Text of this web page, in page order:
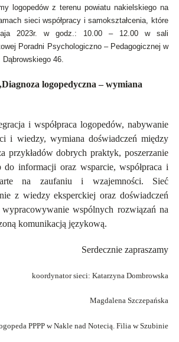
logopedów z terenu powiatu nakielskiego na
sieci współpracy i samokształcenia, które
2023r. w godz.: 10.00 – 12.00 w sali
Poradni Psychologiczno – Pedagogicznej w
46.
logopedyczna – wymiana
i współpraca logopedów, nabywanie
i wiedzy, wymiana doświadczeń między
przykładów dobrych praktyk, poszerzanie
do informacji oraz wsparcie, współpraca i
na zaufaniu i wzajemności. Sieć
z wiedzy eksperckiej oraz doświadczeń
wspólnych rozwiązań na
komunikacją językową.
Serdecznie zapraszamy
koordynator sieci: Katarzyna Dombrowska
Magdalena Szczepańska
PPPP w Nakle nad Notecią. Filia w Szubinie